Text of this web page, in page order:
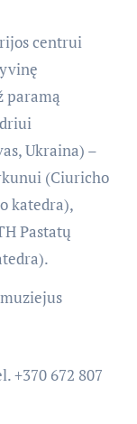
centrui
paramą
Ukraina) –
(Ciuricho
katedra),
Pastatų
+370 672 807